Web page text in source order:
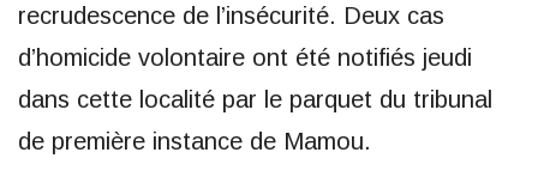
recrudescence de l’insécurité. Deux cas
d’homicide volontaire ont été notifiés jeudi
dans cette localité par le parquet du tribunal
de première instance de Mamou.